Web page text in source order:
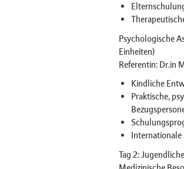
Psychologische
Einheiten)
Referentin: Dr.in
Kindliche
Praktische,
Internationale
Tag 2: